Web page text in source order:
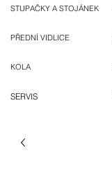
STUPAČKY A STOJÁNEK
PŘEDNÍ VIDLICE
KOLA
SERVIS